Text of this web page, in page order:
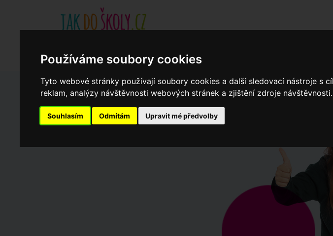
Používáme soubory cookies
Tyto webové stránky používají soubory cookies a další sledovací nástroje s
reklam, analýzy návštěvnosti webových stránek a zjištění zdroje návštěvnosti.
Souhlasím Odmítám Upravit mé předvolby
Když potřebujete pomoci
Ročenka
cookies
Zápisy do ZŠ 2026/27 Výroční zprávy